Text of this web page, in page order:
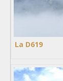
La D619